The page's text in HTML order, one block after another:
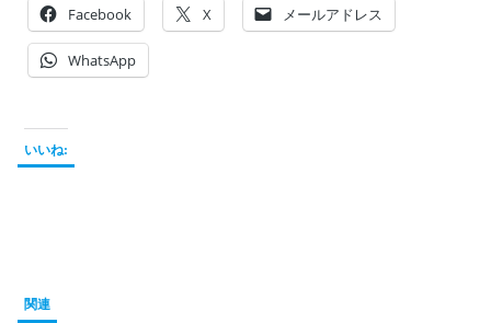
Facebook X メールアドレス
WhatsApp
いいね:
関連